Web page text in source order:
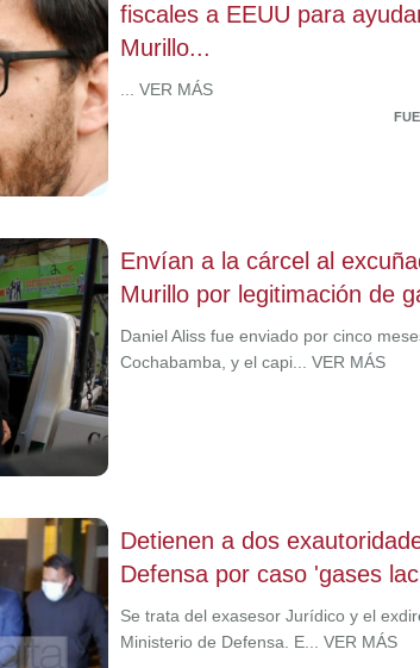
fiscales a EEUU para
Murillo...
... VER MÁS
Envían a la cárcel al
Murillo por legitimación de
Daniel Aliss fue enviado por cinco
Cochabamba, y el capi... VER MÁS
Detienen a dos
Defensa por caso 'gases
Se trata del exasesor Jurídico y el
Ministerio de Defensa. E... VER MÁS